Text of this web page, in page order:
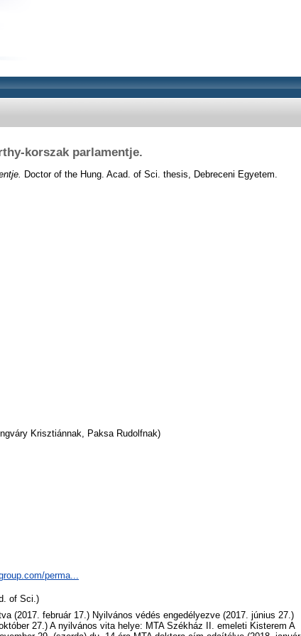
korszak parlamentje.
Doctor of the Hung. Acad. of Sci. thesis, Debreceni Egyetem.
Krisztiánnak, Paksa Rudolfnak)
perma...
of Sci.)
(2017. február 17.) Nyilvános védés engedélyezve (2017. június 27.)
27.) A nyilvános vita helye: MTA Székház II. emeleti Kisterem A